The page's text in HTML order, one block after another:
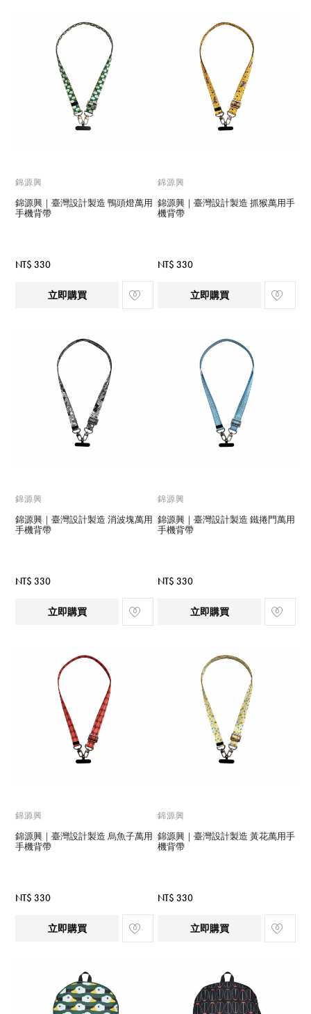
錦源興
錦源興｜臺灣設計製造 鴨頭燈萬用
手機背帶
NT$ 330
立即購買
錦源興
錦源興｜臺灣設計製造 抓猴萬用手
機背帶
NT$ 330
立即購買
錦源興
錦源興｜臺灣設計製造 消波塊萬用
手機背帶
NT$ 330
立即購買
錦源興
錦源興｜臺灣設計製造 鐵捲門萬用
手機背帶
NT$ 330
立即購買
錦源興
錦源興｜臺灣設計製造 烏魚子萬用
手機背帶
NT$ 330
立即購買
錦源興
錦源興｜臺灣設計製造 黃花萬用手
機背帶
NT$ 330
立即購買